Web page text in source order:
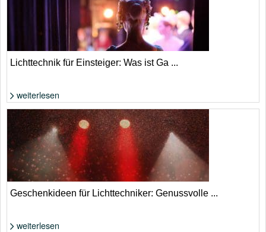
Foto: Shutterstock von Anna Jurkovska
Lichttechnik für Einsteiger: Was ist Ga ...
weiterlesen
Geschenkideen für Lichttechniker: Genussvolle ...
weiterlesen